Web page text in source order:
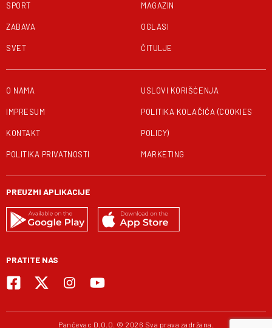
SPORT
ZABAVA
SVET
MAGAZIN
OGLASI
ČITULJE
O NAMA
IMPRESUM
KONTAKT
POLITIKA PRIVATNOSTI
USLOVI KORIŠĆENJA
POLITIKA KOLAČIĆA (COOKIES
POLICY)
MARKETING
PREUZMI APLIKACIJE
PRATITE NAS
Pančevac D.O.O. © 2026 Sva prava zadržana.